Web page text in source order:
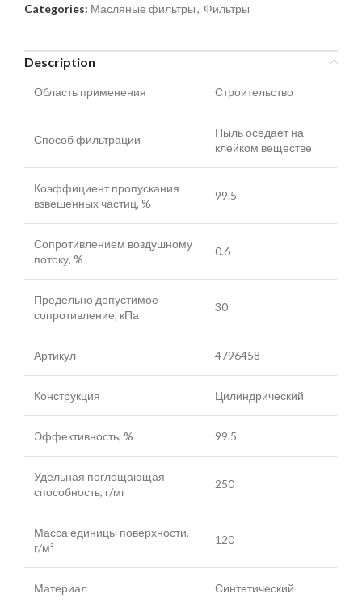
Categories: Масляные фильтры, Фильтры
Description
Область применения Строительство
Способ фильтрации
Пыль оседает на
клейком веществе
Коэффициент пропускания
взвешенных частиц, %
99.5
Сопротивлением воздушному
потоку, %
0.6
Предельно допустимое
сопротивление, кПа
30
Артикул 4796458
Конструкция Цилиндрический
Эффективность, % 99.5
Удельная поглощающая
способность, г/мг
250
Масса единицы поверхности,
г/м²
120
Материал Синтетический